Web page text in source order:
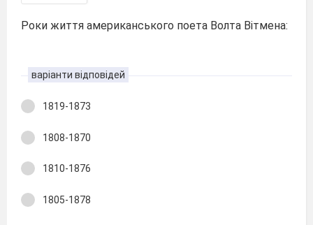
Роки життя американського поета Волта Вітмена:
варіанти відповідей
1819-1873
1808-1870
1810-1876
1805-1878